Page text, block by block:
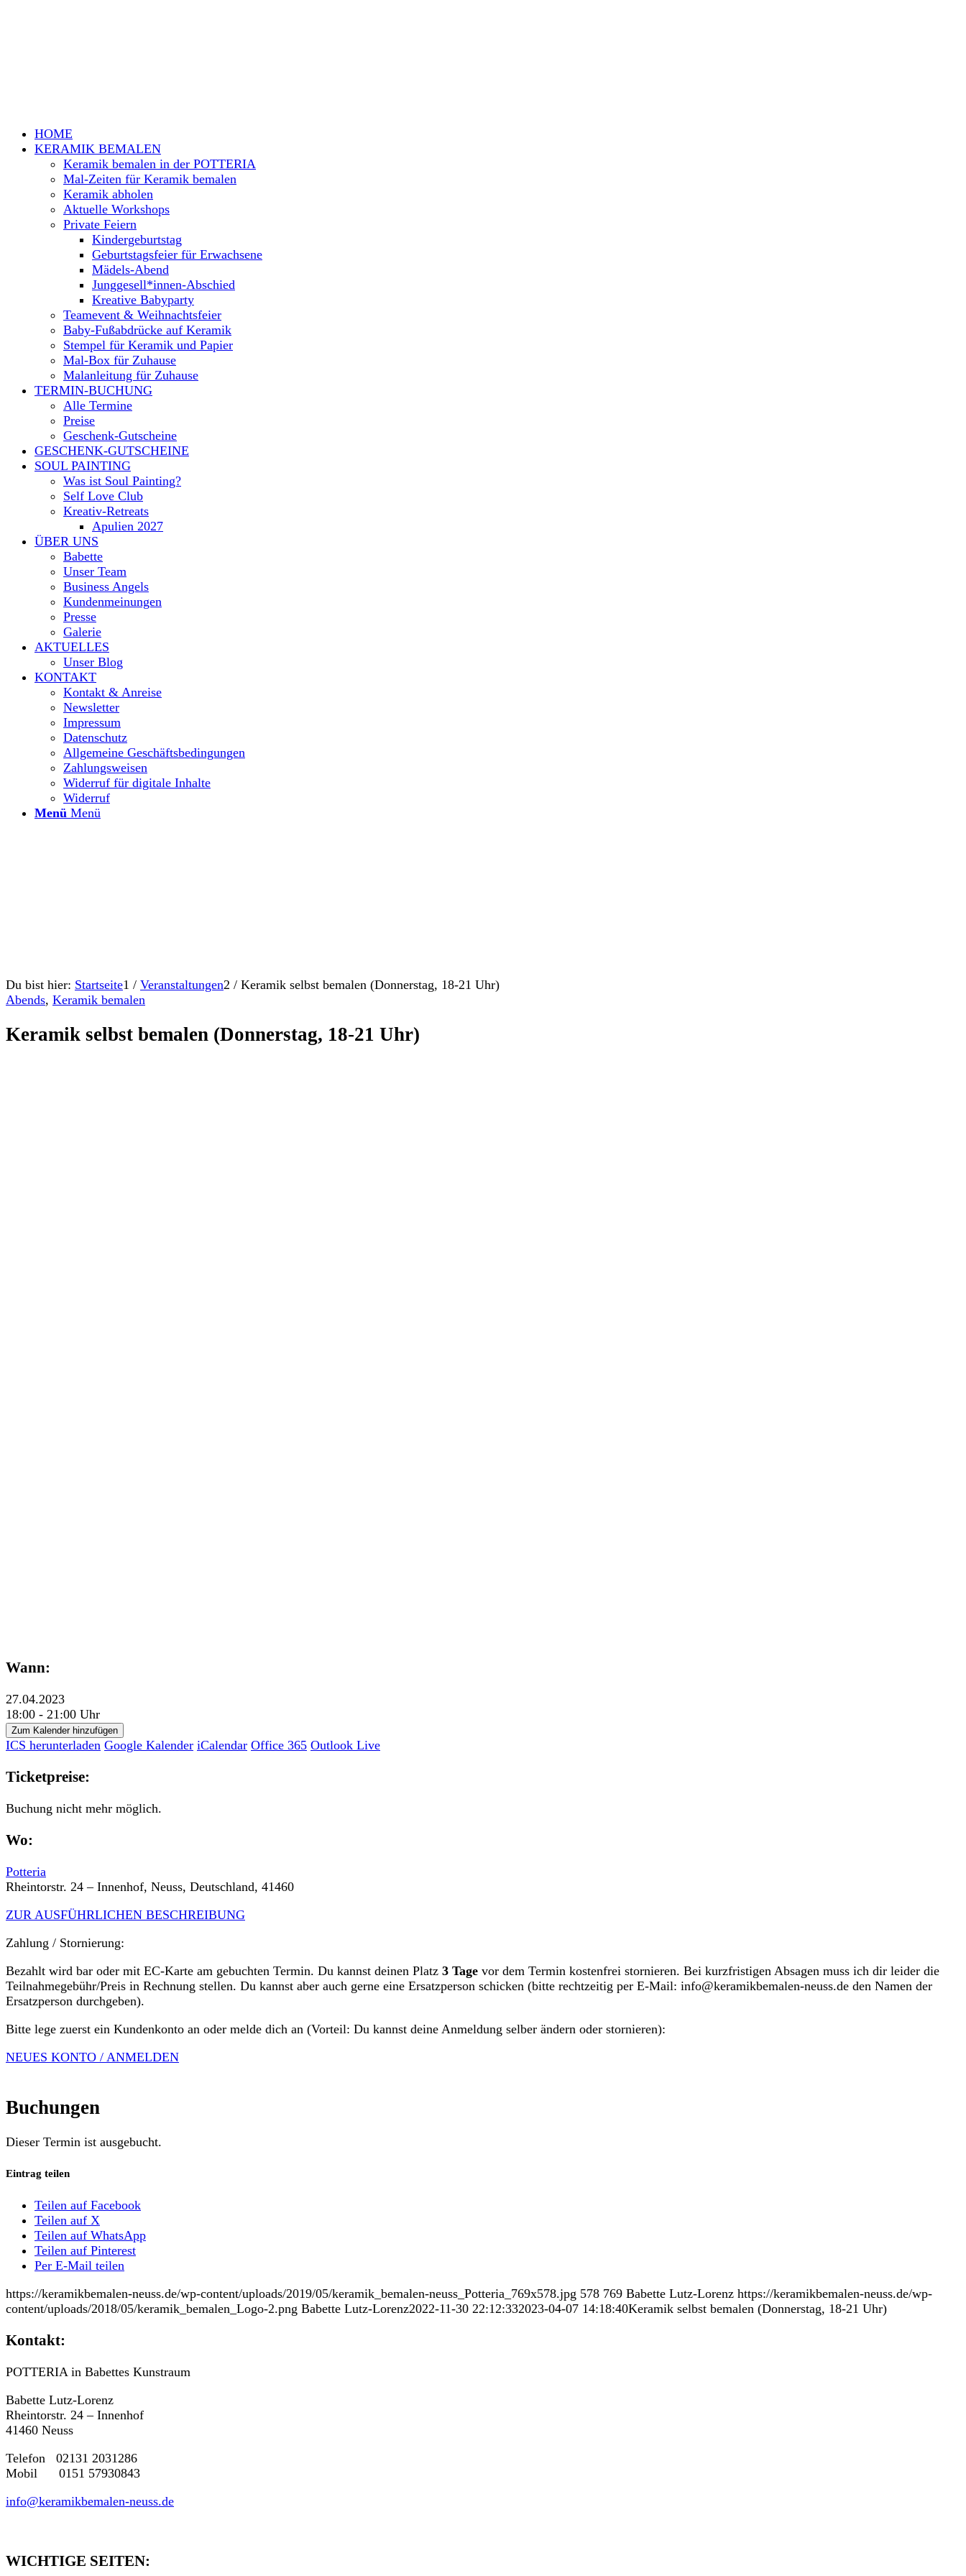
HOME
KERAMIK BEMALEN
Keramik bemalen in der POTTERIA
Mal-Zeiten für Keramik bemalen
Keramik abholen
Aktuelle Workshops
Private Feiern
Kindergeburtstag
Geburtstagsfeier für Erwachsene
Mädels-Abend
Junggesell*innen-Abschied
Kreative Babyparty
Teamevent & Weihnachtsfeier
Baby-Fußabdrücke auf Keramik
Stempel für Keramik und Papier
Mal-Box für Zuhause
Malanleitung für Zuhause
TERMIN-BUCHUNG
Alle Termine
Preise
Geschenk-Gutscheine
GESCHENK-GUTSCHEINE
SOUL PAINTING
Was ist Soul Painting?
Self Love Club
Kreativ-Retreats
Apulien 2027
ÜBER UNS
Babette
Unser Team
Business Angels
Kundenmeinungen
Presse
Galerie
AKTUELLES
Unser Blog
KONTAKT
Kontakt & Anreise
Newsletter
Impressum
Datenschutz
Allgemeine Geschäftsbedingungen
Zahlungsweisen
Widerruf für digitale Inhalte
Widerruf
Menü Menü
Du bist hier: Startseite1 / Veranstaltungen2 / Keramik selbst bemalen (Donnerstag, 18-21 Uhr)
Abends, Keramik bemalen
Keramik selbst bemalen (Donnerstag, 18-21 Uhr)
Wann:
27.04.2023
18:00 - 21:00 Uhr
Zum Kalender hinzufügen
ICS herunterladen Google Kalender iCalendar Office 365 Outlook Live
Ticketpreise:
Buchung nicht mehr möglich.
Wo:
Potteria
Rheintorstr. 24 – Innenhof, Neuss, Deutschland, 41460
ZUR AUSFÜHRLICHEN BESCHREIBUNG
Zahlung / Stornierung:
Bezahlt wird bar oder mit EC-Karte am gebuchten Termin. Du kannst deinen Platz 3 Tage vor dem Termin kostenfrei stornieren. Bei kurzfristigen Absagen muss ich dir leider die
Teilnahmegebühr/Preis in Rechnung stellen. Du kannst aber auch gerne eine Ersatzperson schicken (bitte rechtzeitig per E-Mail: info@keramikbemalen-neuss.de den Namen der
Ersatzperson durchgeben).
Bitte lege zuerst ein Kundenkonto an oder melde dich an (Vorteil: Du kannst deine Anmeldung selber ändern oder stornieren):
NEUES KONTO / ANMELDEN
Buchungen
Dieser Termin ist ausgebucht.
Eintrag teilen
Teilen auf Facebook
Teilen auf X
Teilen auf WhatsApp
Teilen auf Pinterest
Per E-Mail teilen
https://keramikbemalen-neuss.de/wp-content/uploads/2019/05/keramik_bemalen-neuss_Potteria_769x578.jpg 578 769 Babette Lutz-Lorenz https://keramikbemalen-neuss.de/wp-
content/uploads/2018/05/keramik_bemalen_Logo-2.png Babette Lutz-Lorenz2022-11-30 22:12:332023-04-07 14:18:40Keramik selbst bemalen (Donnerstag, 18-21 Uhr)
Kontakt:
POTTERIA in Babettes Kunstraum
Babette Lutz-Lorenz
Rheintorstr. 24 – Innenhof
41460 Neuss
Telefon 02131 2031286
Mobil 0151 57930843
info@keramikbemalen-neuss.de
WICHTIGE SEITEN: